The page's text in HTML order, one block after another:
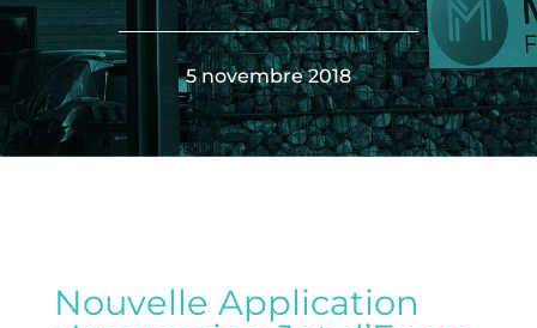
5 novembre 2018
Nouvelle Application